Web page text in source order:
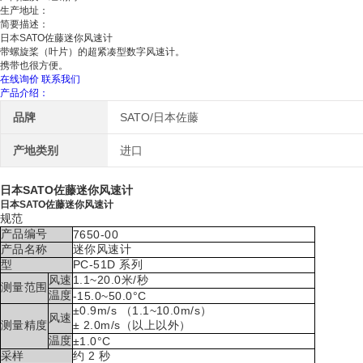
生产地址：
简要描述：
日本SATO佐藤迷你风速计
带螺旋桨（叶片）的超紧凑型数字风速计。
携带也很方便。
在线询价 联系我们
产品介绍：
品牌 SATO/日本佐藤
产地类别 进口
日本SATO佐藤迷你风速计
日本SATO佐藤迷你风速计
规范
产品编号
7650-00
产品名称
迷你风速计
型
PC-51D 系列
测量范围
风速 1.1~20.0米/秒
温度-15.0~50.0°C
测量精度
风速
±0.9m/s （1.1~10.0m/s）
± 2.0m/s（以上以外）
温度±1.0°C
采样
约 2 秒